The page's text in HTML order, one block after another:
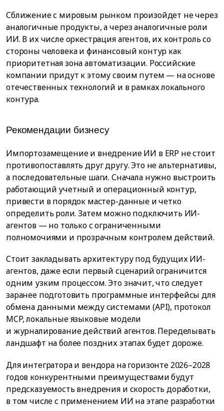
Сближение с мировым рынком произойдет не через
аналогичные продукты, а через аналогичные роли
ИИ. В их числе оркестрация агентов, их контроль со
стороны человека и финансовый контур как
приоритетная зона автоматизации. Российские
компании придут к этому своим путем — на основе
отечественных технологий и в рамках локального
контура.
Рекомендации бизнесу
Импортозамещение и внедрение ИИ в ERP не стоит
противопоставлять друг другу. Это не альтернативы,
а последовательные шаги. Сначала нужно выстроить
работающий учетный и операционный контур,
привести в порядок мастер-данные и четко
определить роли. Затем можно подключить ИИ-
агентов — но только с ограниченными
полномочиями и прозрачным контролем действий.
Стоит закладывать архитектуру под будущих ИИ-
агентов, даже если первый сценарий ограничится
одним узким процессом. Это значит, что следует
заранее подготовить программные интерфейсы для
обмена данными между системами (API), протокол
MCP, локальные языковые модели
и журналирование действий агентов. Переделывать
ландшафт на более поздних этапах будет дороже.
Для интегратора и вендора на горизонте 2026–2028
годов конкурентными преимуществами будут
предсказуемость внедрения и скорость доработки,
в том числе с применением ИИ на этапе разработки